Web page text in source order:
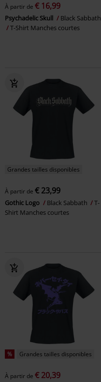
À partir de € 16,99
Psychadelic Skull
Black Sabbath
T-Shirt Manches courtes
Grandes tailles disponibles
À partir de € 23,99
Gothic Logo Black Sabbath
T-
Shirt Manches courtes
% Grandes tailles disponibles
À partir de € 20,39